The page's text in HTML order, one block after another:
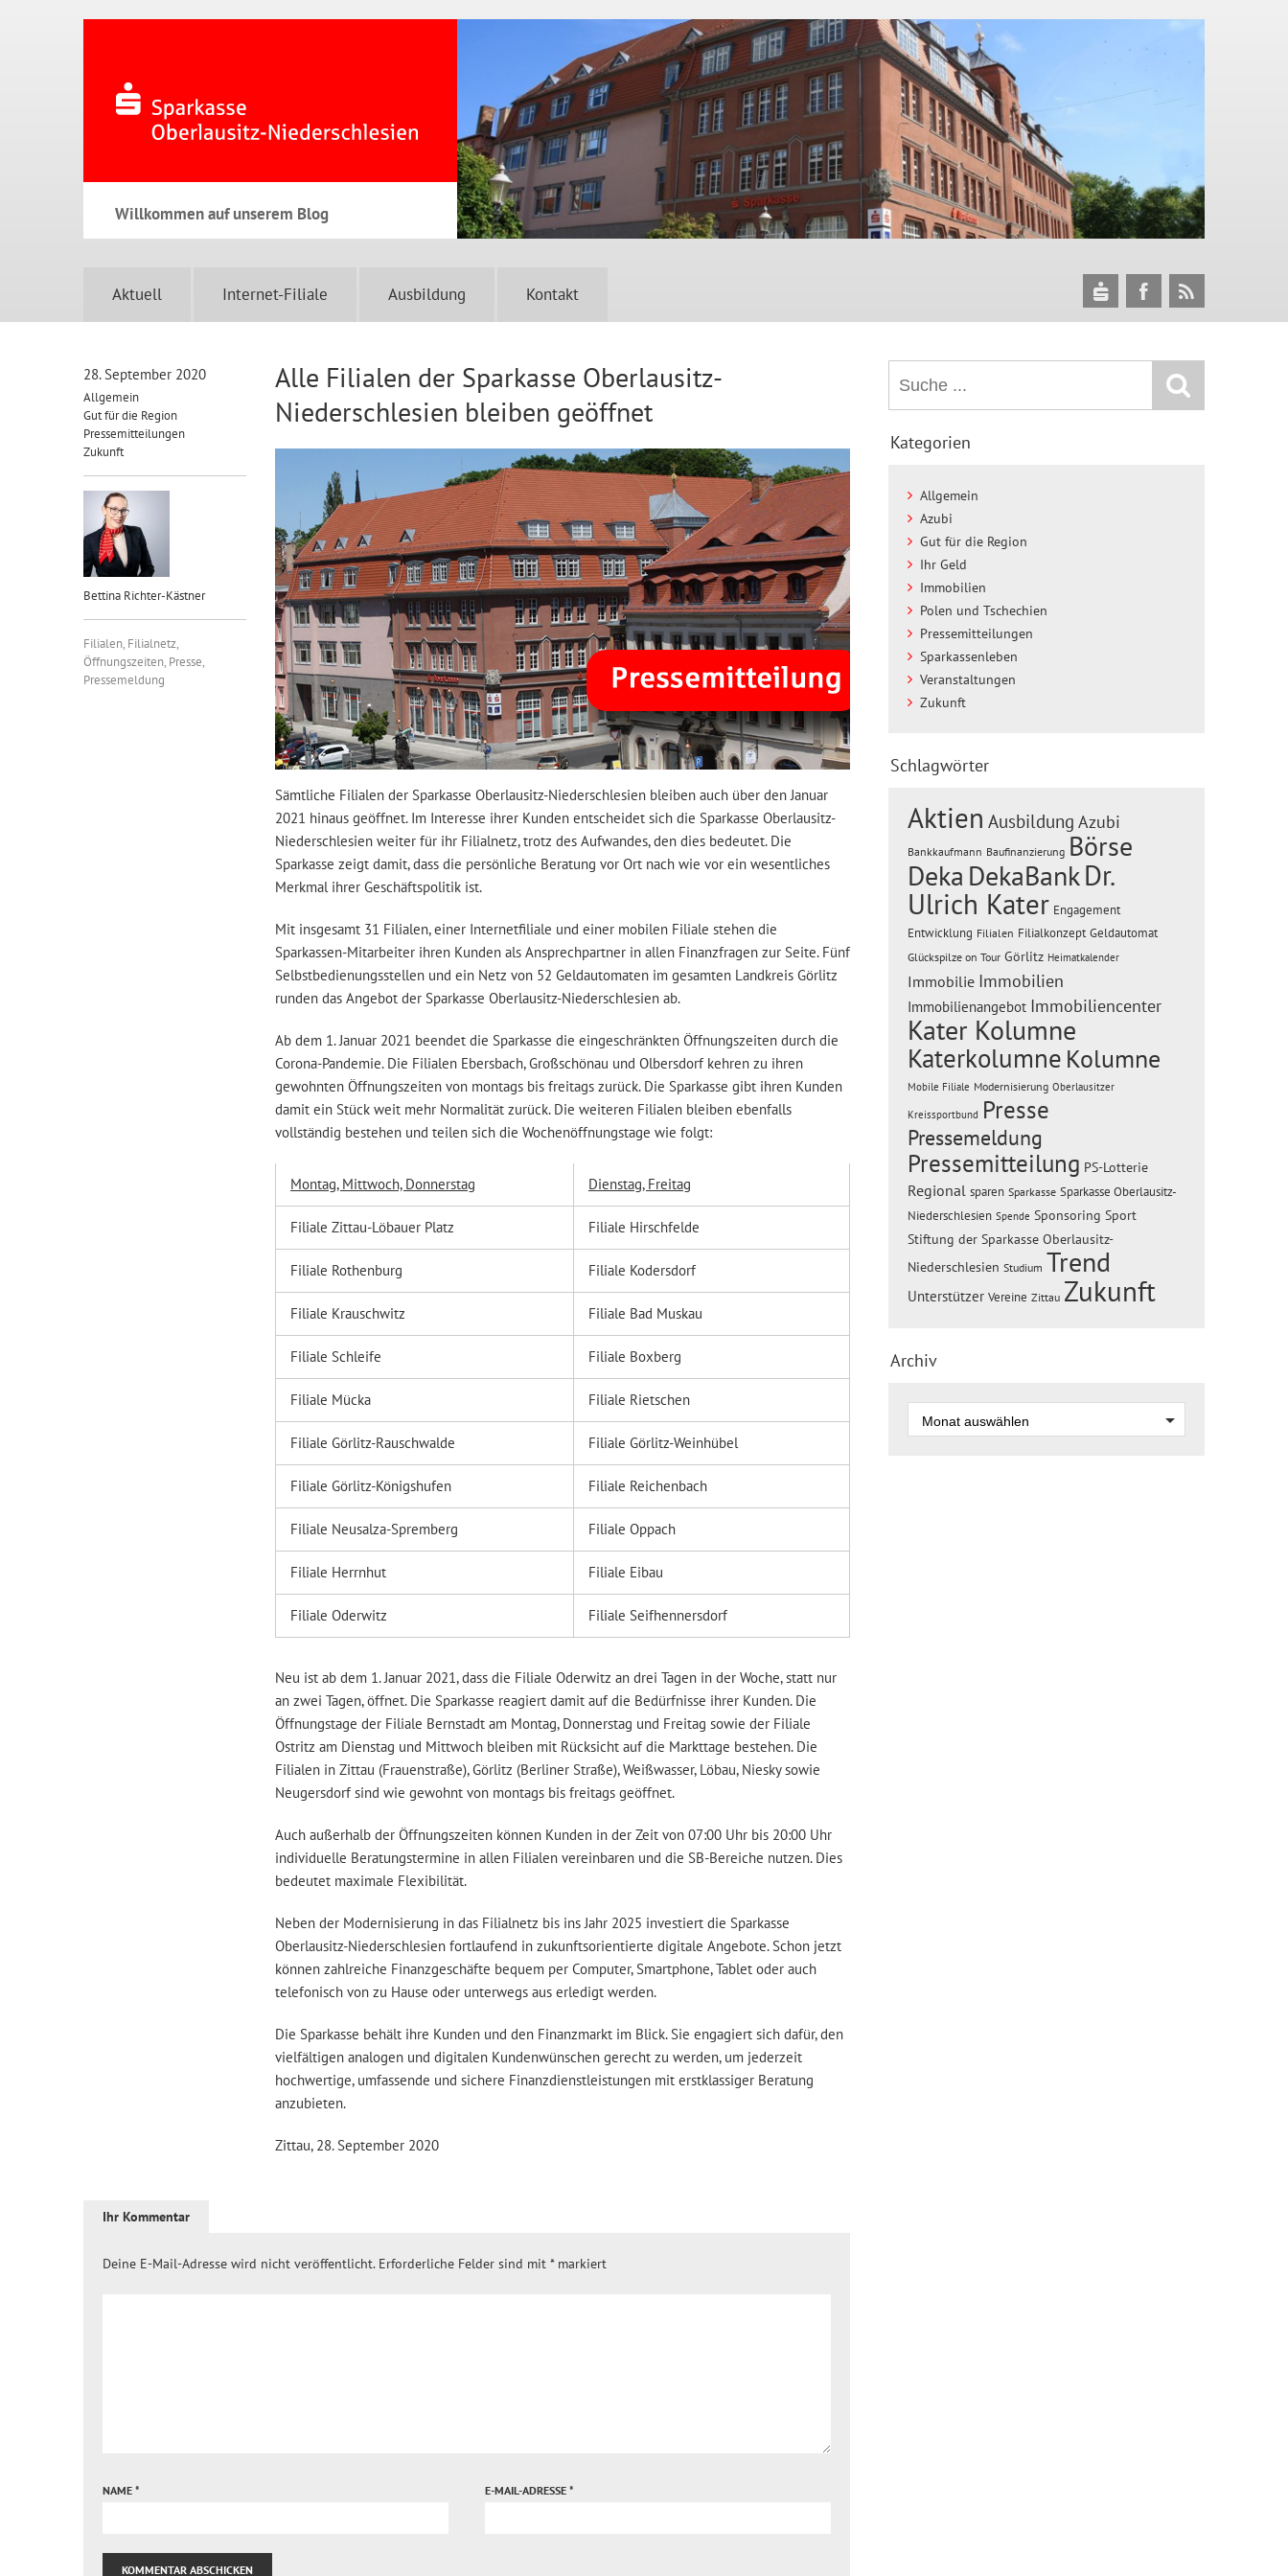
Willkommen auf unserem Blog
Aktuell Internet-Filiale Ausbildung Kontakt
28. September 2020
Allgemein
Gut für die Region
Pressemitteilungen
Zukunft
Bettina Richter-Kästner
Filialen, Filialnetz,
Öffnungszeiten, Presse,
Pressemeldung
Alle Filialen der Sparkasse Oberlausitz-
Niederschlesien bleiben geöffnet
Sämtliche Filialen der Sparkasse Oberlausitz-Niederschlesien bleiben auch über den Januar
2021 hinaus geöffnet. Im Interesse ihrer Kunden entscheidet sich die Sparkasse Oberlausitz-
Niederschlesien weiter für ihr Filialnetz, trotz des Aufwandes, den dies bedeutet. Die
Sparkasse zeigt damit, dass die persönliche Beratung vor Ort nach wie vor ein wesentliches
Merkmal ihrer Geschäftspolitik ist.
Mit insgesamt 31 Filialen, einer Internetfiliale und einer mobilen Filiale stehen die
Sparkassen-Mitarbeiter ihren Kunden als Ansprechpartner in allen Finanzfragen zur Seite. Fünf
Selbstbedienungsstellen und ein Netz von 52 Geldautomaten im gesamten Landkreis Görlitz
runden das Angebot der Sparkasse Oberlausitz-Niederschlesien ab.
Ab dem 1. Januar 2021 beendet die Sparkasse die eingeschränkten Öffnungszeiten durch die
Corona-Pandemie. Die Filialen Ebersbach, Großschönau und Olbersdorf kehren zu ihren
gewohnten Öffnungszeiten von montags bis freitags zurück. Die Sparkasse gibt ihren Kunden
damit ein Stück weit mehr Normalität zurück. Die weiteren Filialen bleiben ebenfalls
vollständig bestehen und teilen sich die Wochenöffnungstage wie folgt:
Montag, Mittwoch, Donnerstag Dienstag, Freitag
Filiale Zittau-Löbauer Platz Filiale Hirschfelde
Filiale Rothenburg Filiale Kodersdorf
Filiale Krauschwitz Filiale Bad Muskau
Filiale Schleife Filiale Boxberg
Filiale Mücka Filiale Rietschen
Filiale Görlitz-Rauschwalde Filiale Görlitz-Weinhübel
Filiale Görlitz-Königshufen Filiale Reichenbach
Filiale Neusalza-Spremberg Filiale Oppach
Filiale Herrnhut Filiale Eibau
Filiale Oderwitz Filiale Seifhennersdorf
Neu ist ab dem 1. Januar 2021, dass die Filiale Oderwitz an drei Tagen in der Woche, statt nur
an zwei Tagen, öffnet. Die Sparkasse reagiert damit auf die Bedürfnisse ihrer Kunden. Die
Öffnungstage der Filiale Bernstadt am Montag, Donnerstag und Freitag sowie der Filiale
Ostritz am Dienstag und Mittwoch bleiben mit Rücksicht auf die Markttage bestehen. Die
Filialen in Zittau (Frauenstraße), Görlitz (Berliner Straße), Weißwasser, Löbau, Niesky sowie
Neugersdorf sind wie gewohnt von montags bis freitags geöffnet.
Auch außerhalb der Öffnungszeiten können Kunden in der Zeit von 07:00 Uhr bis 20:00 Uhr
individuelle Beratungstermine in allen Filialen vereinbaren und die SB-Bereiche nutzen. Dies
bedeutet maximale Flexibilität.
Neben der Modernisierung in das Filialnetz bis ins Jahr 2025 investiert die Sparkasse
Oberlausitz-Niederschlesien fortlaufend in zukunftsorientierte digitale Angebote. Schon jetzt
können zahlreiche Finanzgeschäfte bequem per Computer, Smartphone, Tablet oder auch
telefonisch von zu Hause oder unterwegs aus erledigt werden.
Die Sparkasse behält ihre Kunden und den Finanzmarkt im Blick. Sie engagiert sich dafür, den
vielfältigen analogen und digitalen Kundenwünschen gerecht zu werden, um jederzeit
hochwertige, umfassende und sichere Finanzdienstleistungen mit erstklassiger Beratung
anzubieten.
Zittau, 28. September 2020
Ihr Kommentar
Deine E-Mail-Adresse wird nicht veröffentlicht. Erforderliche Felder sind mit *markiert
NAME * E-MAIL-ADRESSE *
Kategorien
Allgemein
Azubi
Gut für die Region
Ihr Geld
Immobilien
Polen und Tschechien
Pressemitteilungen
Sparkassenleben
Veranstaltungen
Zukunft
Schlagwörter
Aktien Ausbildung Azubi
Bankkaufmann Baufinanzierung Börse
Deka DekaBankDr.
Ulrich Kater Engagement
Entwicklung Filialen Filialkonzept Geldautomat
Glückspilze on Tour Görlitz Heimatkalender
Immobilie Immobilien
Immobilienangebot Immobiliencenter
Kater Kolumne
Katerkolumne Kolumne
Mobile Filiale Modernisierung Oberlausitzer
Kreissportbund Presse
Pressemeldung
Pressemitteilung PS-Lotterie
Regional sparen Sparkasse Sparkasse Oberlausitz-
Niederschlesien Spende Sponsoring Sport
Stiftung der Sparkasse Oberlausitz-
Niederschlesien Studium Trend
Unterstützer Vereine Zittau Zukunft
Archiv